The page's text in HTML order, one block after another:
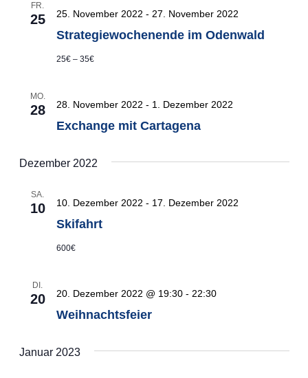
FR.
25
Strategiewochenende im Odenwald
25. November 2022 - 27. November 2022
25€ – 35€
MO.
28
Exchange mit Cartagena
28. November 2022 - 1. Dezember 2022
Dezember 2022
SA.
10
Skifahrt
10. Dezember 2022 - 17. Dezember 2022
600€
DI.
20
Weihnachtsfeier
20. Dezember 2022 @ 19:30- 22:30
Januar 2023